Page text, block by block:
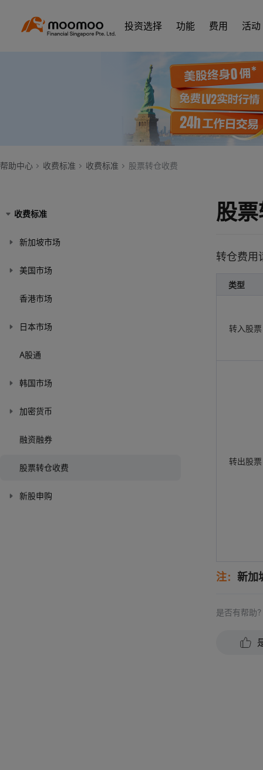
投资选择 功能 费用 活动
帮助中心 收费标准 收费标准 股票转仓收费
收费标准
新加坡市场
美国市场
香港市场
日本市场
A股通
韩国市场
加密货币
融资融券
股票转仓收费
新股申购
股
转仓费用
类型
转入股票
转出股票
注： 新加
是否有帮助